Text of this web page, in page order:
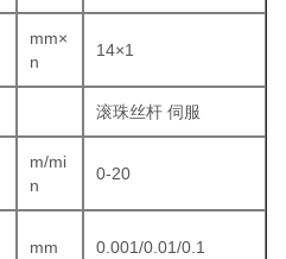
mm×
n
14×1
滚珠丝杆 伺服
m/mi
n
0-20
mm 0.001/0.01/0.1